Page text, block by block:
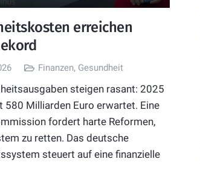
erreichen
Finanzen, Gesundheit
steigen rasant: 2025
580 Milliarden Euro erwartet. Eine
fordert harte Reformen,
zu retten. Das deutsche
steuert auf eine finanzielle